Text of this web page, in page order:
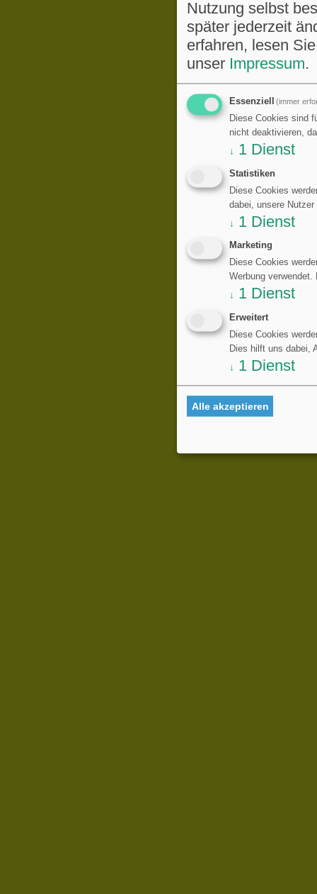
Nutzung selbst
später jederzeit
erfahren, lesen
unser Impressum.
Essenziell (immer
Diese Cookies sind
nicht deaktivieren,
↓ 1 Dienst
Statistiken
Diese Cookies
dabei, unsere
↓ 1 Dienst
Marketing
Diese Cookies
Werbung
↓ 1 Dienst
Erweitert
Diese Cookies
Dies hilft uns dabei,
↓ 1 Dienst
Alle akzeptieren